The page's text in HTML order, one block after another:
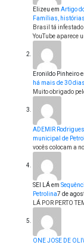
Elizeu em Artigo
Famílias,
Brasil tá infestado
YouTube aparece
Eronildo Pinheiro
há mais de 30
Muito obrigado
ADEMIR Rodrigues
municipal de
vocês colocam a
SEI LÁem
Petrolina7 de
LÁ POR PERTO
ONE JOSE DE